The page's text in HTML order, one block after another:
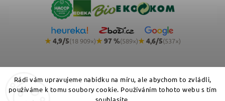
Rádi vám upravujeme nabídku na míru, ale abychom to zvládli,
používáme k tomu soubory cookie. Používáním tohoto webu s tím
souhlasíte.
★4,9/5(18 909×)★97 %(589×)★4,6/5(537×)